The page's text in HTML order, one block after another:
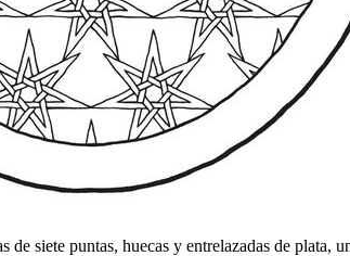
de siete puntas, huecas y entrelazadas de plata,